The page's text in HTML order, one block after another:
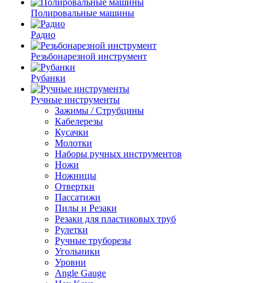
Полировальные машины
Радио
Резьбонарезной инструмент
Рубанки
Ручные инструменты
Зажимы / Струбцины
Кабелерезы
Кусачки
Молотки
Наборы ручных инструментов
Ножи
Ножницы
Отвертки
Пассатижи
Пилы и Резаки
Резаки для пластиковых труб
Рулетки
Ручные труборезы
Угольники
Уровни
Angle Gauge